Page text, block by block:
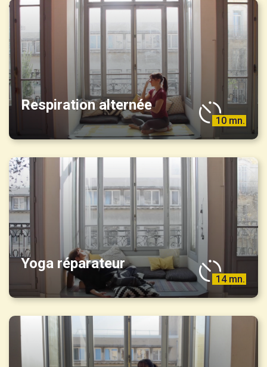
Respiration alternée
10 mn.
Yoga réparateur
14 mn.